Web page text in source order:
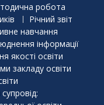
робота
Річний звіт
навчання
інформації
якості освіти
закладу освіти